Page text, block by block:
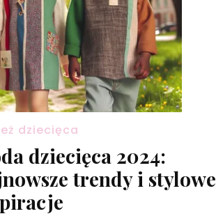
dziecięca
dziecięca 2024:
trendy i stylowe